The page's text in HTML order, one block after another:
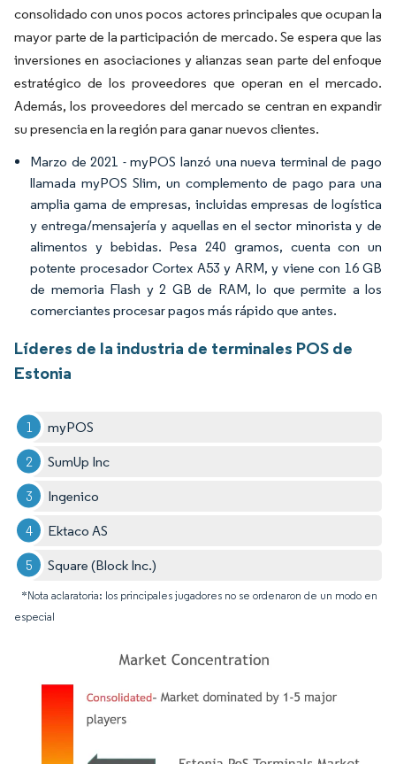
consolidado con unos pocos actores principales que ocupan la
mayor parte de la participación de mercado. Se espera que las
inversiones en asociaciones y alianzas sean parte del enfoque
estratégico de los proveedores que operan en el mercado.
Además, los proveedores del mercado se centran en expandir
su presencia en la región para ganar nuevos clientes.
Marzo de 2021 - myPOS lanzó una nueva terminal de pago
llamada myPOS Slim, un complemento de pago para una
amplia gama de empresas, incluidas empresas de logística
y entrega/mensajería y aquellas en el sector minorista y de
alimentos y bebidas. Pesa 240 gramos, cuenta con un
potente procesador Cortex A53 y ARM, y viene con 16 GB
de memoria Flash y 2 GB de RAM, lo que permite a los
comerciantes procesar pagos más rápido que antes.
Líderes de la industria de terminales POS de
Estonia
myPOS
SumUp Inc
Ingenico
Ektaco AS
Square (Block Inc.)
*Nota aclaratoria: los principales jugadores no se ordenaron de un modo en
especial